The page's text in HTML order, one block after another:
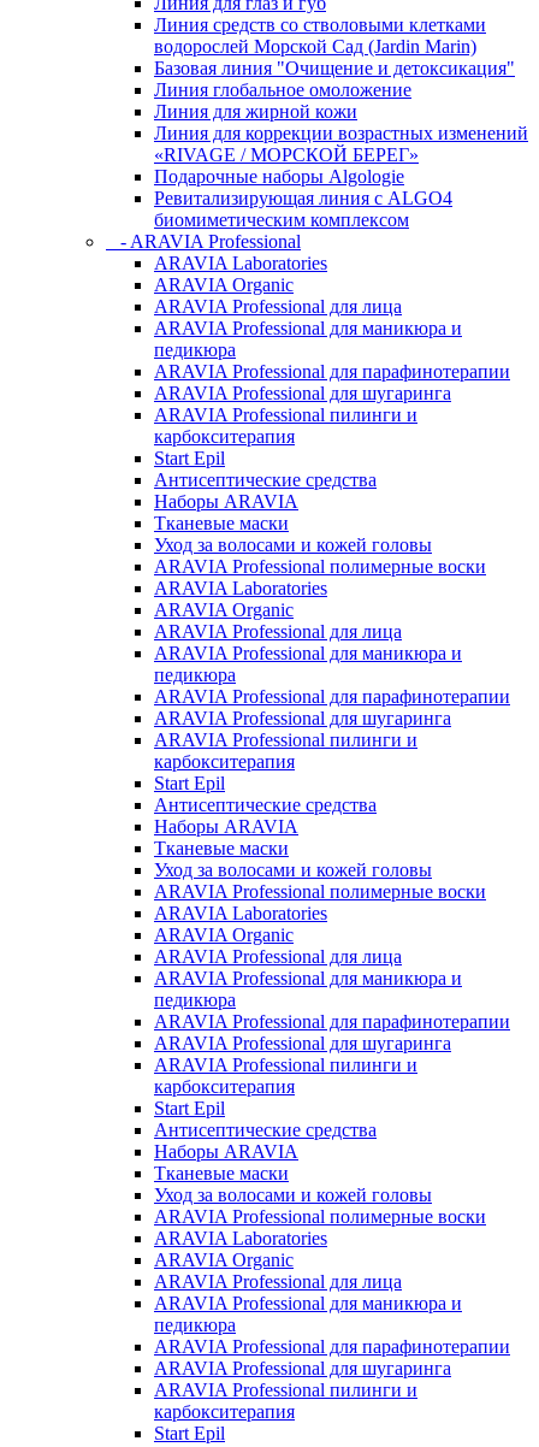
Линия средств со стволовыми клетками
водорослей Морской Сад (Jardin Marin)
Базовая линия "Очищение и детоксикация"
Линия глобальное омоложение
Линия для жирной кожи
Линия для коррекции возрастных изменений
«RIVAGE / МОРСКОЙ БЕРЕГ»
Подарочные наборы Algologie
Ревитализирующая линия с ALGO4
биомиметическим комплексом
- ARAVIA Professional
ARAVIA Laboratories
ARAVIA Organic
ARAVIA Professional для лица
ARAVIA Professional для маникюра и
педикюра
ARAVIA Professional для парафинотерапии
ARAVIA Professional для шугаринга
ARAVIA Professional пилинги и
карбокситерапия
Start Epil
Антисептические средства
Наборы ARAVIA
Тканевые маски
Уход за волосами и кожей головы
ARAVIA Professional полимерные воски
ARAVIA Laboratories
ARAVIA Organic
ARAVIA Professional для лица
ARAVIA Professional для маникюра и
педикюра
ARAVIA Professional для парафинотерапии
ARAVIA Professional для шугаринга
ARAVIA Professional пилинги и
карбокситерапия
Start Epil
Антисептические средства
Наборы ARAVIA
Тканевые маски
Уход за волосами и кожей головы
ARAVIA Professional полимерные воски
ARAVIA Laboratories
ARAVIA Organic
ARAVIA Professional для лица
ARAVIA Professional для маникюра и
педикюра
ARAVIA Professional для парафинотерапии
ARAVIA Professional для шугаринга
ARAVIA Professional пилинги и
карбокситерапия
Start Epil
Антисептические средства
Наборы ARAVIA
Тканевые маски
Уход за волосами и кожей головы
ARAVIA Professional полимерные воски
ARAVIA Laboratories
ARAVIA Organic
ARAVIA Professional для лица
ARAVIA Professional для маникюра и
педикюра
ARAVIA Professional для парафинотерапии
ARAVIA Professional для шугаринга
ARAVIA Professional пилинги и
карбокситерапия
Start Epil